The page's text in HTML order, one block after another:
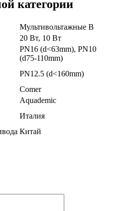
категории
Мультивольтажные В
20 Вт, 10 Вт
PN16 (d<63mm), PN10
(d75-110mm)
PN12.5 (d<160mm)
Comer
Aquademic
Италия
Китай